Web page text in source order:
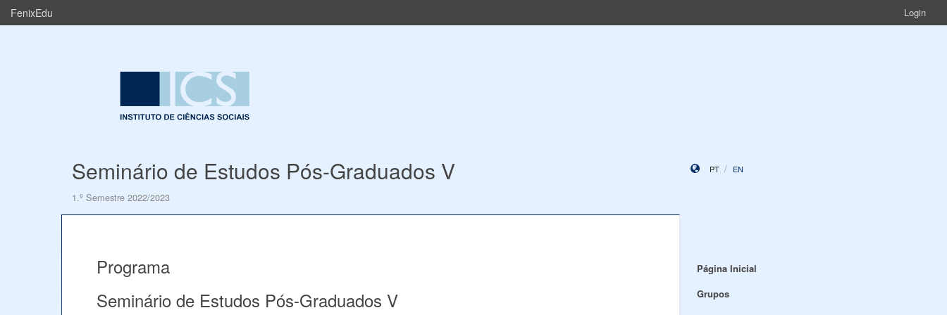
FenixEdu Login
Seminário de Estudos Pós-Graduados V
1.º Semestre 2022/2023
PT EN
Programa
Seminário de Estudos Pós-Graduados V
Página Inicial
Grupos